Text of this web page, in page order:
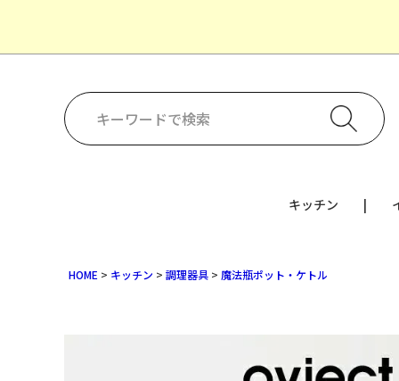
キッチン
HOME キッチン 調理器具 魔法瓶ポット・ケトル